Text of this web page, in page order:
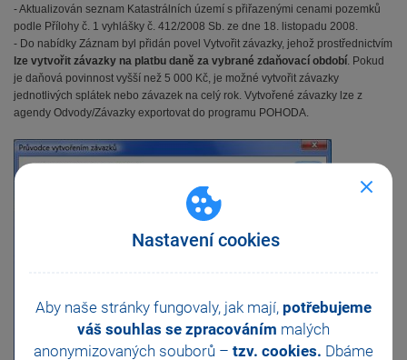
Nastavení cookies
Aby naše stránky fungovaly, jak mají, potřebujeme
váš souhlas se zpracováním malých
anonymizovaných souborů – tzv. cookies. Dbáme
- Aktualizován seznam Katastrálních území s přiřazenými cenami pozemků
podle Přílohy č. 1 vyhlášky č. 412/2008 Sb. ze dne 18. listopadu 2008.
- Do nabídky Záznam byl přidán povel Vytvořit závazky, jehož prostřednictvím
lze vytvořit závazky na platbu daně za vybrané zdaňovací období. Pokud
je daňová povinnost vyšší než 5 000 Kč, je možné vytvořit závazky
jednotlivých splátek nebo závazek na celý rok. Vytvořené závazky lze z
agendy Odvody/Závazky exportovat do programu POHODA.